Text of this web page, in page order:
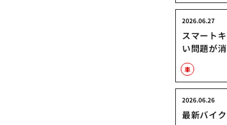
スマート
い問題が
2026.06.27
車
最新バイ
2026.06.26